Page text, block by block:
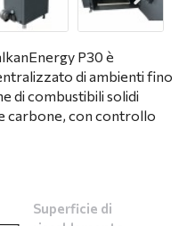
P30 è
di ambienti fino
di combustibili solidi
carbone, con controllo
Superficie di